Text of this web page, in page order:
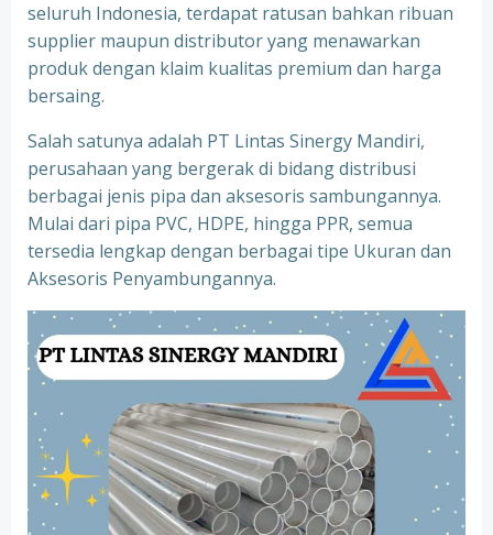
seluruh Indonesia, terdapat ratusan bahkan ribuan
supplier maupun distributor yang menawarkan
produk dengan klaim kualitas premium dan harga
bersaing.
Salah satunya adalah PT Lintas Sinergy Mandiri,
perusahaan yang bergerak di bidang distribusi
berbagai jenis pipa dan aksesoris sambungannya.
Mulai dari pipa PVC, HDPE, hingga PPR, semua
tersedia lengkap dengan berbagai tipe Ukuran dan
Aksesoris Penyambungannya.